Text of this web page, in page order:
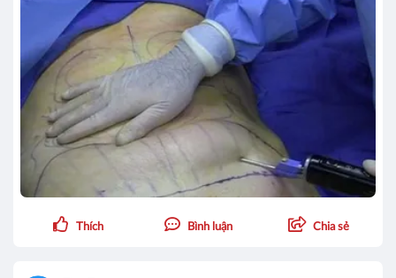
Thích Bình luận Chia sẻ